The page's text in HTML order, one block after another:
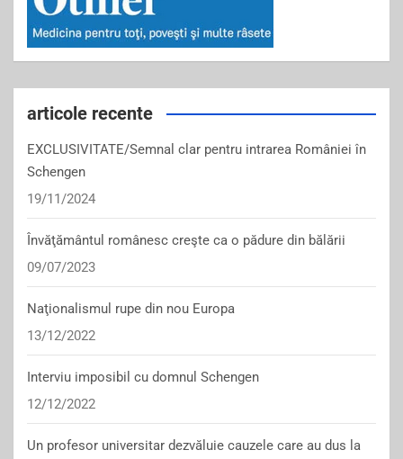
articole recente
EXCLUSIVITATE/Semnal clar pentru intrarea României în
Schengen
19/11/2024
Învăţământul românesc creşte ca o pădure din bălării
09/07/2023
Naţionalismul rupe din nou Europa
13/12/2022
Interviu imposibil cu domnul Schengen
12/12/2022
Un profesor universitar dezvăluie cauzele care au dus la